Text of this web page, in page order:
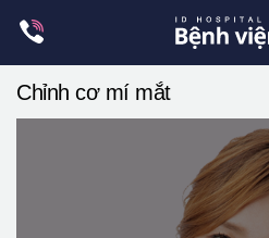
Chỉnh cơ mí mắt